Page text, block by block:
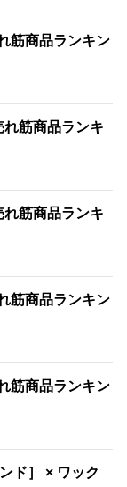
筋商品ランキン
筋商品ランキ
筋商品ランキ
筋商品ランキン
筋商品ランキン
ド］ × ワック